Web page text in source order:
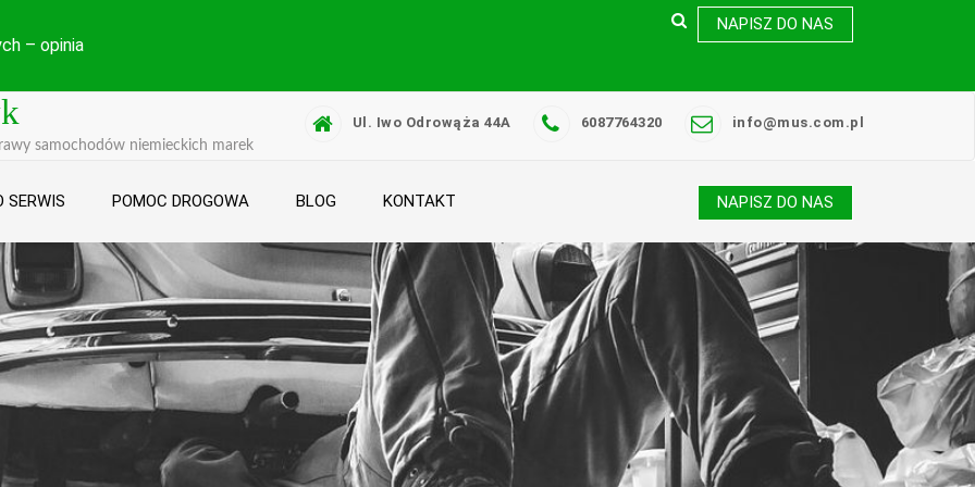
– opinia
NAPISZ DO NAS
samochodów niemieckich marek
Ul. Iwo Odrowąża 44A 6087764320 info@mus.com.pl
SERWIS POMOC DROGOWA BLOG KONTAKT NAPISZ DO NAS